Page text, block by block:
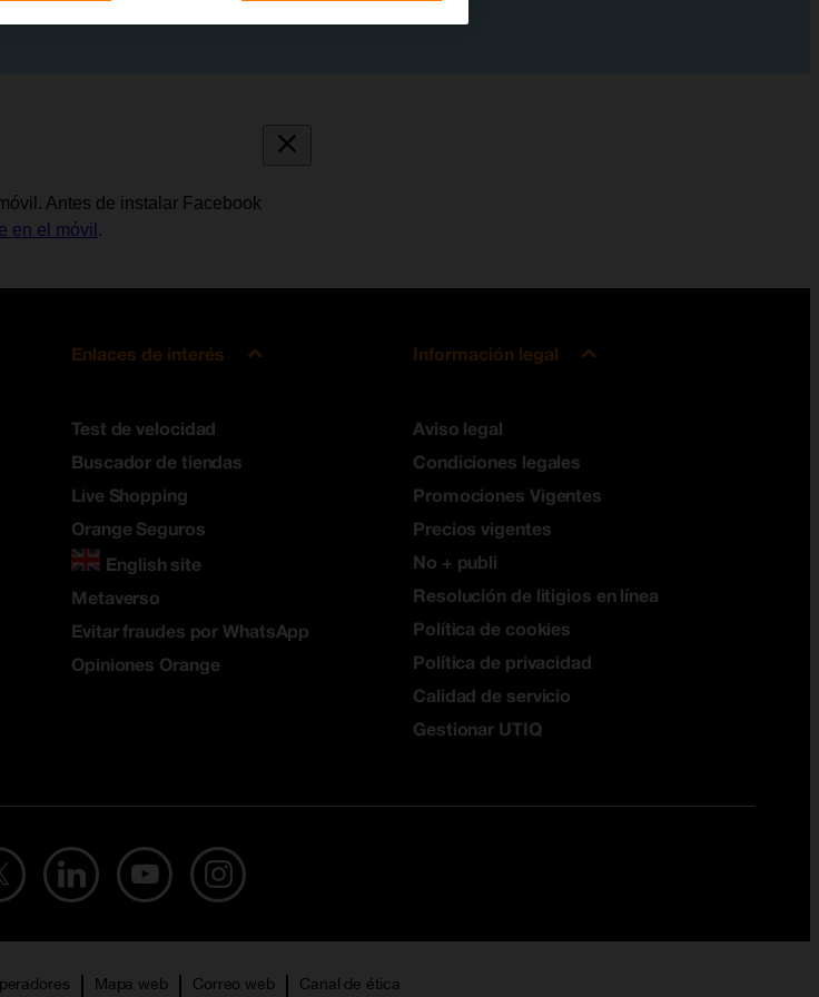
Antes de instalar Facebook
en el móvil .
Enlaces de interés
Test de velocidad
Buscador de tiendas
Live Shopping
Orange Seguros
English site
Metaverso
Evitar fraudes por WhatsApp
Opiniones Orange
Información legal
Aviso legal
Condiciones legales
Promociones Vigentes
Precios vigentes
No + publi
Resolución de litigios en línea
Política de cookies
Política de privacidad
Calidad de servicio
Gestionar UTIQ
Mapa web Correo web Canal de ética